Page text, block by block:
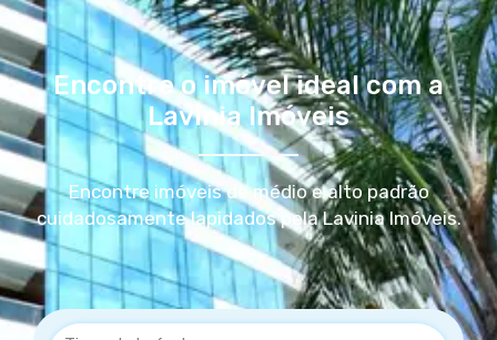
Encontre o imóvel ideal com a
Lavinia Imóveis
Encontre imóveis de médio e alto padrão
cuidadosamente lapidados pela Lavinia Imóveis.